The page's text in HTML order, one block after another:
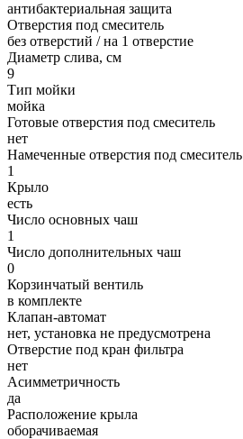
антибактериальная защита
Отверстия под смеситель
без отверстий / на 1 отверстие
Диаметр слива, см
9
Тип мойки
мойка
Готовые отверстия под смеситель
нет
Намеченные отверстия под смеситель
1
Крыло
есть
Число основных чаш
1
Число дополнительных чаш
0
Корзинчатый вентиль
в комплекте
Клапан-автомат
нет, установка не предусмотрена
Отверстие под кран фильтра
нет
Асимметричность
да
Расположение крыла
оборачиваемая